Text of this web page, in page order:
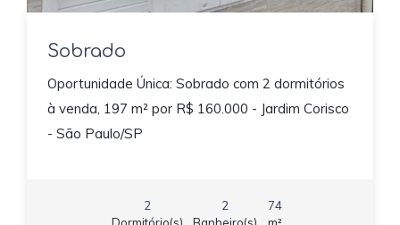
Sobrado
Oportunidade Única: Sobrado com 2 dormitórios
à venda, 197 m² por R$ 160.000 - Jardim Corisco
- São Paulo/SP
2
2
74